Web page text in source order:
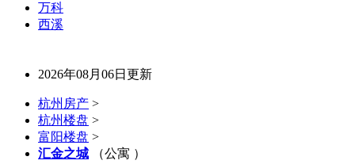
万科
西溪
2026年08月06日更新
杭州房产 >
杭州楼盘 >
富阳楼盘 >
汇金之城 （公寓 ）